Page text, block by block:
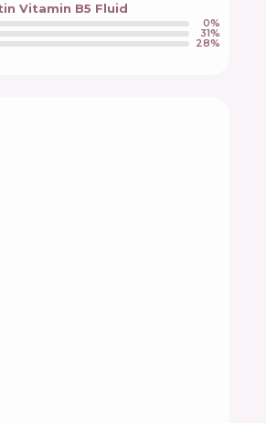
Vitamin B5 Fluid
0%
31%
28%